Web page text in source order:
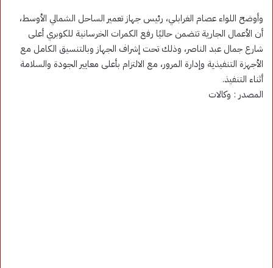
وأوضح اللواء عصام الغرابلي، رئيس جهاز تعمير الساحل الشمالي الأوسط،
أن الأعمال الجارية تتضمن حاليًا رفع الكمرات الخرسانية للكوبري أعلى
شارع جمال عبد الناصر، وذلك تحت إشراف الجهاز وبالتنسيق الكامل مع
الأجهزة التنفيذية وإدارة المرور، مع الالتزام بأعلى معايير الجودة والسلامة
أثناء التنفيذ.
المصدر : وكالات